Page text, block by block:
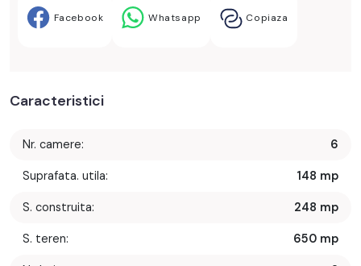
Facebook Whatsapp Copiaza
Caracteristici
Nr. camere: 6
Suprafata. utila: 148 mp
S. construita: 248 mp
S. teren: 650 mp